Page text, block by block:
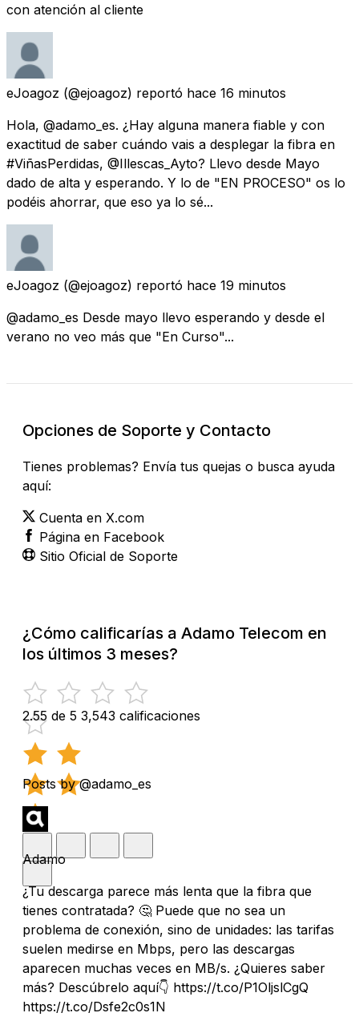
con atención al cliente
eJoagoz (@ejoagoz) reportó hace 16 minutos
Hola, @adamo_es. ¿Hay alguna manera fiable y con
exactitud de saber cuándo vais a desplegar la fibra en
#ViñasPerdidas, @Illescas_Ayto? Llevo desde Mayo
dado de alta y esperando. Y lo de "EN PROCESO" os lo
podéis ahorrar, que eso ya lo sé...
eJoagoz (@ejoagoz) reportó hace 19 minutos
@adamo_es Desde mayo llevo esperando y desde el
verano no veo más que "En Curso"...
Opciones de Soporte y Contacto
Tienes problemas? Envía tus quejas o busca ayuda
aquí:
Cuenta en X.com
Página en Facebook
Sitio Oficial de Soporte
¿Cómo calificarías a Adamo Telecom en
los últimos 3 meses?
2.55 de 5 3,543 calificaciones
Posts by @adamo_es
Adamo
¿Tu descarga parece más lenta que la fibra que
tienes contratada? 🤔 Puede que no sea un
problema de conexión, sino de unidades: las tarifas
suelen medirse en Mbps, pero las descargas
aparecen muchas veces en MB/s. ¿Quieres saber
más? Descúbrelo aquí👇 https://t.co/P1OljslCgQ
https://t.co/Dsfe2c0s1N